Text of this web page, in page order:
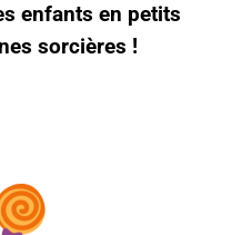
enfants en petits
sorcières !